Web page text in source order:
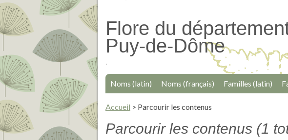
Passer
au
contenu
Flore du
Puy-de-Dôme
Noms (latin) Noms (français) Familles (latin)
Accueil > Parcourir les contenus
Parcourir les contenus (1